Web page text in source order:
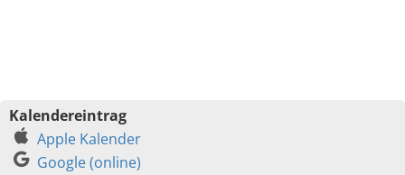
Kalendereintrag
Apple Kalender
Google (online)